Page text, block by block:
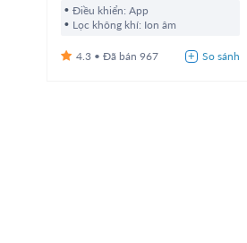
Điều khiển: App
Lọc không khí: Ion âm
4.3 967